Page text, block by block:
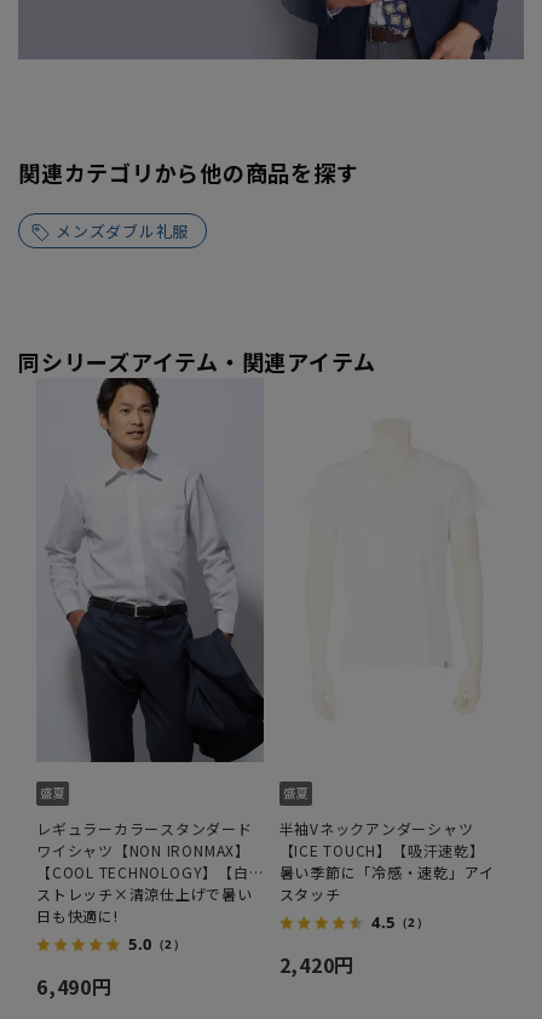
関連カテゴリから他の商品を探す
メンズダブル礼服
同シリーズアイテム・関連アイテム
レギュラーカラースタンダード
ワイシャツ【NON IRONMAX】
【COOL TECHNOLOGY】【白
無地】
ストレッチ×清涼仕上げで暑い
日も快適に!
5.0 （2）
6,490円
半袖Vネックアンダーシャツ
【ICE TOUCH】【吸汗速乾】
暑い季節に「冷感・速乾」アイ
スタッチ
4.5 （2）
2,420円